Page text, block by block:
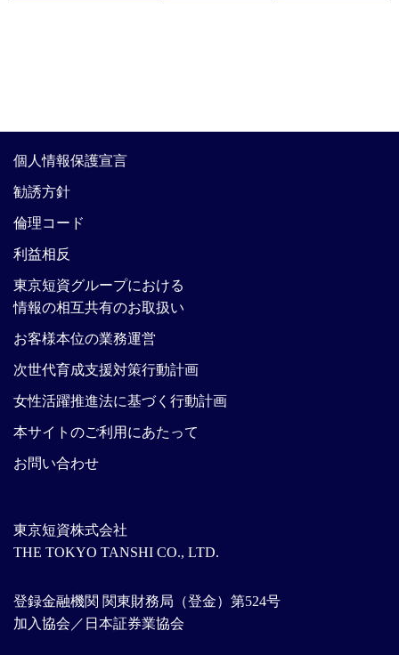
東京短資株式会社
THE TOKYO TANSHI CO., LTD.
登録金融機関 関東財務局（登金）第524号
加入協会／日本証券業協会
個人情報保護宣言
勧誘方針
倫理コード
利益相反
東京短資グループにおける
情報の相互共有のお取扱い
お客様本位の業務運営
次世代育成支援対策行動計画
女性活躍推進法に基づく行動計画
本サイトのご利用にあたって
お問い合わせ